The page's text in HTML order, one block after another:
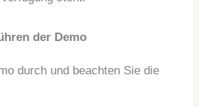
der Demo
durch und beachten Sie die